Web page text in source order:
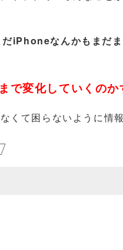
iPhoneなんかもまだ
で変化していくのか
くて困らないように情